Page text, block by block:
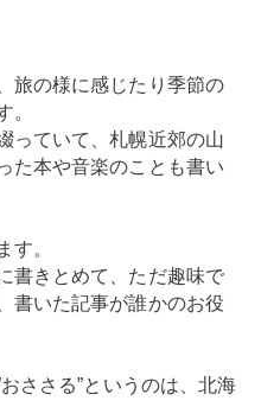
旅の様に感じたり季節の
。
っていて、札幌近郊の山
た本や音楽のことも書い
す。
書きとめて、ただ趣味で
書いた記事が誰かのお役
ささる”というのは、北海